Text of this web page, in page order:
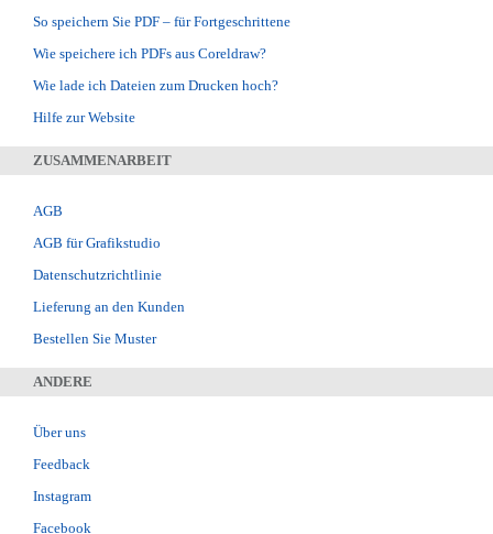
So speichern Sie PDF – für Fortgeschrittene
Wie speichere ich PDFs aus Coreldraw?
Wie lade ich Dateien zum Drucken hoch?
Hilfe zur Website
ZUSAMMENARBEIT
AGB
AGB für Grafikstudio
Datenschutzrichtlinie
Lieferung an den Kunden
Bestellen Sie Muster
ANDERE
Über uns
Feedback
Instagram
Facebook